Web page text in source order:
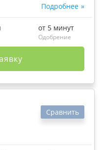
Подробнее
от 5 минут
Одобрение
Сравнить